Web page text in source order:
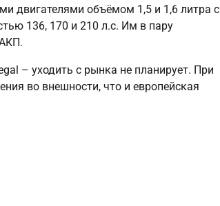
двигателями объёмом 1,5 и 1,6 литра с
136, 170 и 210 л.с. Им в пару
– уходить с рынка не планирует. При
во внешности, что и европейская